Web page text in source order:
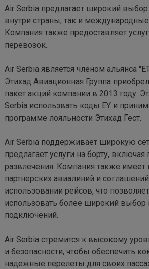
Air Serbia предлагает широкий
внутри страны, так и
Компания также предоставляет
перевозок.
Air Serbia является членом альянса
Этихад Авиационная Группа
пакет акций компании в 2013 году.
Serbia использвать коды EY и
программе лояльности Этихад Гест.
Air Serbia поддерживает широкую
предлагает услуги на борту, включая
развлечения. Компания также имеет
партнерских авиалиний и
использовании рейсов, что
использовать более широкий
подключений.
Air Serbia стремится к высокому
и безопасности, чтобы обеспечить
надежные перелеты для своих